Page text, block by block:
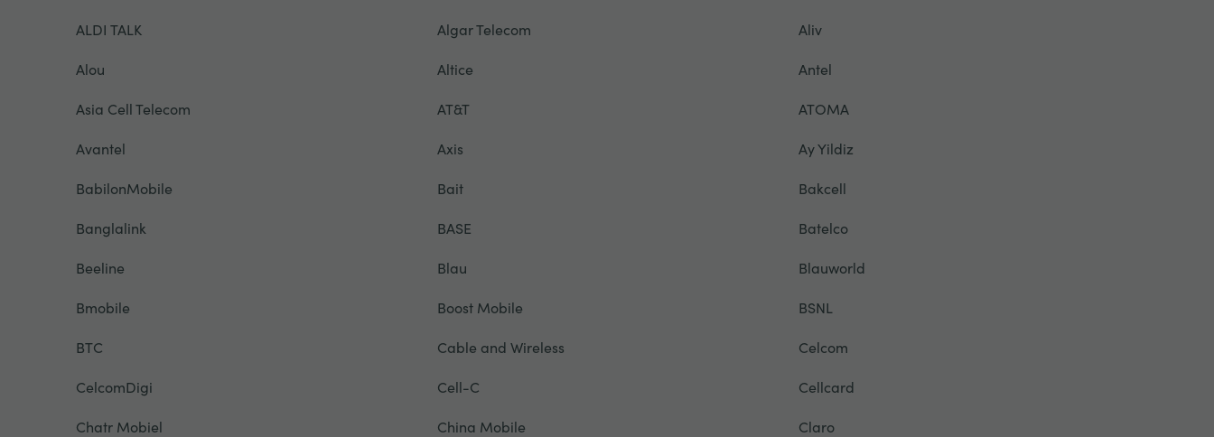
ALDI TALK
Algar Telecom
Aliv
Alou
Altice
Antel
Asia Cell Telecom
AT&T
ATOMA
Avantel
Axis
Ay Yildiz
BabilonMobile
Bait
Bakcell
Banglalink
BASE
Batelco
Beeline
Blau
Blauworld
Bmobile
Boost Mobile
BSNL
BTC
Cable and Wireless
Celcom
CelcomDigi
Cell-C
Cellcard
Chatr Mobiel
China Mobile
Claro